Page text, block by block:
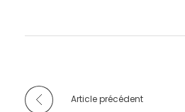
Article précédent